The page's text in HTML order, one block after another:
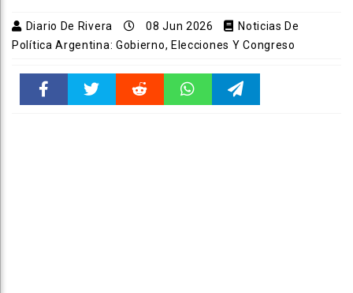
Diario De Rivera 08 Jun 2026
Noticias De
Política Argentina: Gobierno, Elecciones Y Congreso